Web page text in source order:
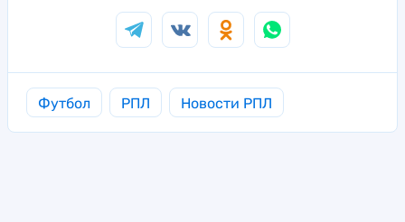
Футбол РПЛ Новости РПЛ